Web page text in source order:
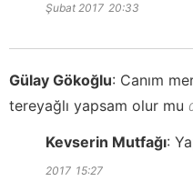
Şubat 2017 20:33
Gülay Gökoğlu: Canım
tereyağlı yapsam olur mu
Kevserin Mutfağı:
2017 15:27